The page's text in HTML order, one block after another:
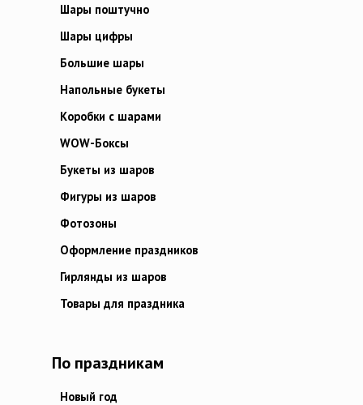
Шары поштучно
Шары цифры
Большие шары
Напольные букеты
Коробки с шарами
WOW-Боксы
Букеты из шаров
Фигуры из шаров
Фотозоны
Оформление праздников
Гирлянды из шаров
Товары для праздника
По праздникам
Новый год